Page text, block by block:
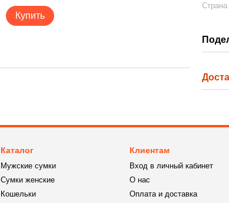
Купить
Страна
Каталог
Мужские сумки
Сумки женские
Кошельки
Клиентам
Вход в личный кабинет
О нас
Оплата и доставка